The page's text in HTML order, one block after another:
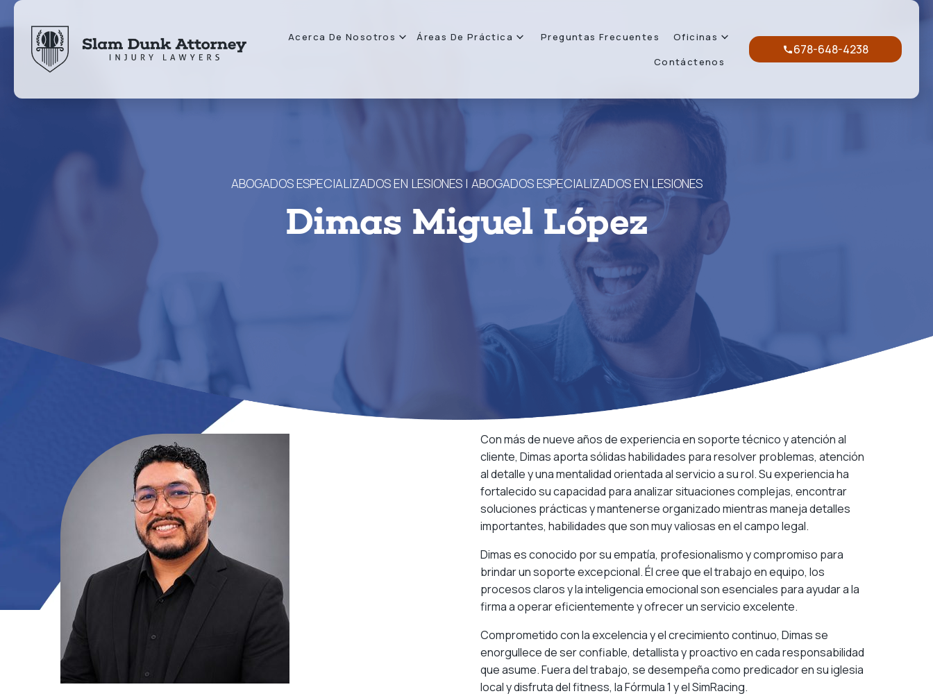
Acerca De Nosotros Áreas De Práctica Preguntas Frecuentes
Oficinas
Contáctenos
678-648-4238
ABOGADOS ESPECIALIZADOS EN LESIONES | ABOGADOS ESPECIALIZADOS EN LESIONES
Dimas Miguel López
Con más de nueve años de experiencia en soporte técnico y atención al
cliente, Dimas aporta sólidas habilidades para resolver problemas, atención
al detalle y una mentalidad orientada al servicio a su rol. Su experiencia ha
fortalecido su capacidad para analizar situaciones complejas, encontrar
soluciones prácticas y mantenerse organizado mientras maneja detalles
importantes, habilidades que son muy valiosas en el campo legal.
Dimas es conocido por su empatía, profesionalismo y compromiso para
brindar un soporte excepcional. Él cree que el trabajo en equipo, los
procesos claros y la inteligencia emocional son esenciales para ayudar a la
firma a operar eficientemente y ofrecer un servicio excelente.
Comprometido con la excelencia y el crecimiento continuo, Dimas se
enorgullece de ser confiable, detallista y proactivo en cada responsabilidad
que asume. Fuera del trabajo, se desempeña como predicador en su iglesia
local y disfruta del fitness, la Fórmula 1 y el SimRacing.